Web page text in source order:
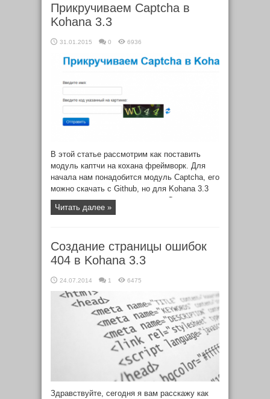
Прикручиваем Captcha в
Kohana 3.3
31.01.2015 0 6936
В этой статье рассмотрим как поставить
модуль каптчи на кохана фреймворк. Для
начала нам понадобится модуль Captcha, его
можно скачать с Github, но для Kohana 3.3
его нужно немного доработать. Сначала
скачиваем модуль и распаковываем. Далее
Читать далее »
Создание страницы ошибок
404 в Kohana 3.3
24.07.2014 1 6475
Здравствуйте, сегодня я вам расскажу как